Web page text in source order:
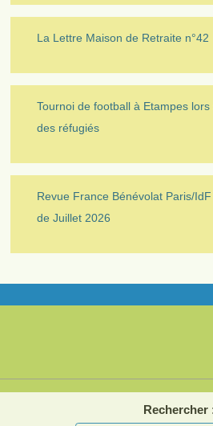
La Lettre Maison de Retraite n°42
Tournoi de football à Etampes
des réfugiés
Revue France Bénévolat Paris/
de Juillet 2026
Rechercher